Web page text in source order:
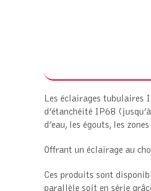
Les éclairages tubulaires
d’étanchéité IP68
d’eau, les égouts, les
Offrant un éclairage au
Ces produits sont
parallèle soit en série